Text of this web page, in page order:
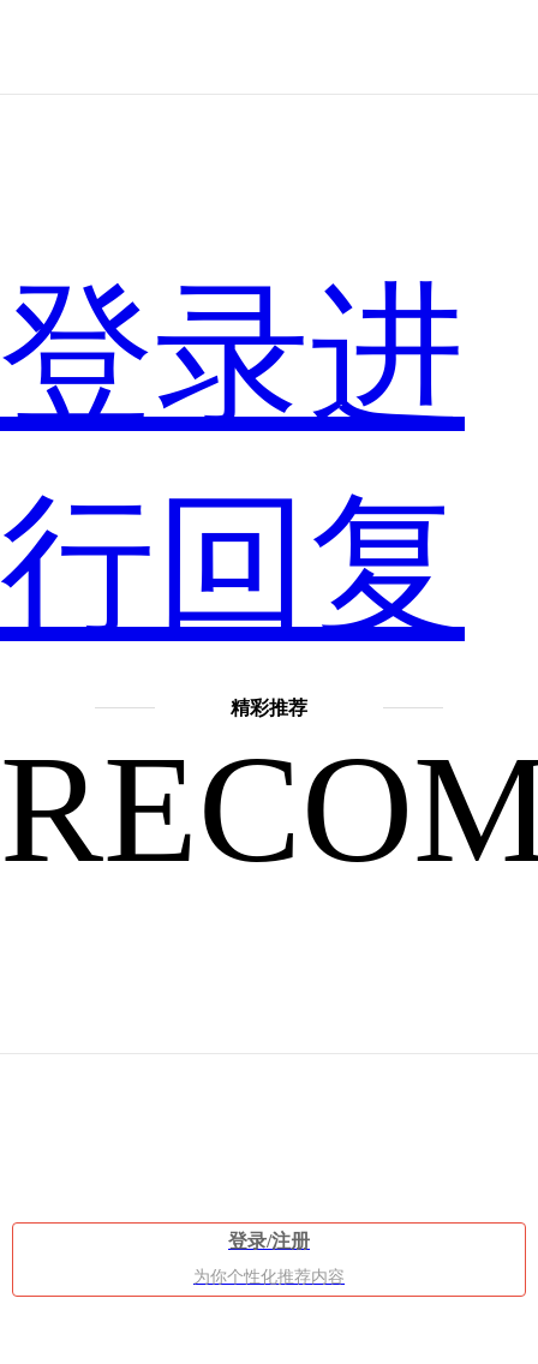
你
会
是
什
反
登录进
行回复
精彩推荐
登录/注册
为你个性化推荐内容